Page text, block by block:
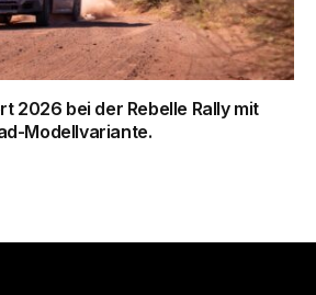
2026 bei der Rebelle Rally mit
Modellvariante.